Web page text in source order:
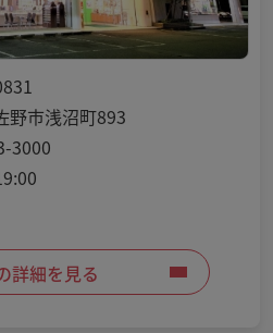
野市浅沼町893
3000
詳細を見る